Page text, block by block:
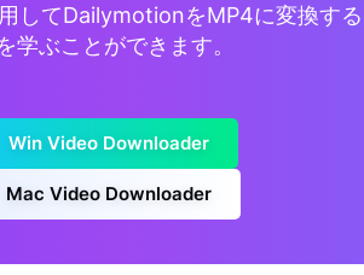
してDailymotionをMP4に変換する
学ぶことができます。
Win Video Downloader
Mac Video Downloader